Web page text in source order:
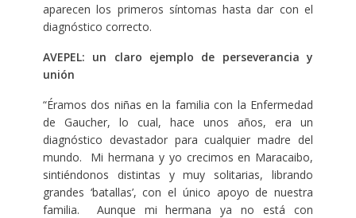
aparecen los primeros síntomas hasta dar con el
diagnóstico correcto.
AVEPEL: un claro ejemplo de perseverancia y
unión
“Éramos dos niñas en la familia con la Enfermedad
de Gaucher, lo cual, hace unos años, era un
diagnóstico devastador para cualquier madre del
mundo. Mi hermana y yo crecimos en Maracaibo,
sintiéndonos distintas y muy solitarias, librando
grandes ‘batallas’, con el único apoyo de nuestra
familia. Aunque mi hermana ya no está con